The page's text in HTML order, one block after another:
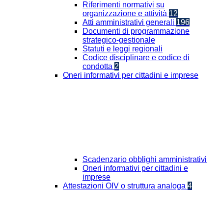
Riferimenti normativi su
organizzazione e attività 12
Atti amministrativi generali 196
Documenti di programmazione
strategico-gestionale
Statuti e leggi regionali
Codice disciplinare e codice di
condotta 2
Oneri informativi per cittadini e imprese
Scadenzario obblighi amministrativi
Oneri informativi per cittadini e
imprese
Attestazioni OIV o struttura analoga 4